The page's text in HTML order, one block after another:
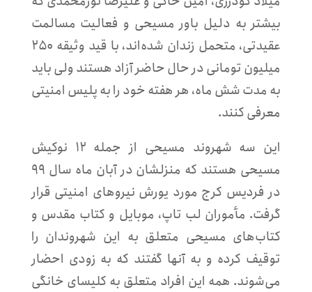
بیشتر به دلیل باور مسیحی و فعالیت مسالمت
عقیدتی، متحمل زندان شده‌اند، با قید وثیقه ۲۵۰
میلیون تومانی در حال حاضر آزاد هستند ولی باید
به مدت شش ماه، هر هفته خود را به پلیس امنیتی
معرفی کنند.
این سه شهروند مسیحی از جمله ۱۲ نوکیش
مسیحی هستند که منزلشان در آبان ماه سال ۹۹
در فردیس کرج مورد یورش نیروهای امنیتی قرار
گرفت. مأموران لب تاپ، موبایل و کتاب مقدس و
کتاب‌های مسیحی متعلق به این شهروندان را
توقیف کرده و به آنها گفتند که به زودی احضار
می‌شوند. همه این افراد متعلق به کلیسای خانگی